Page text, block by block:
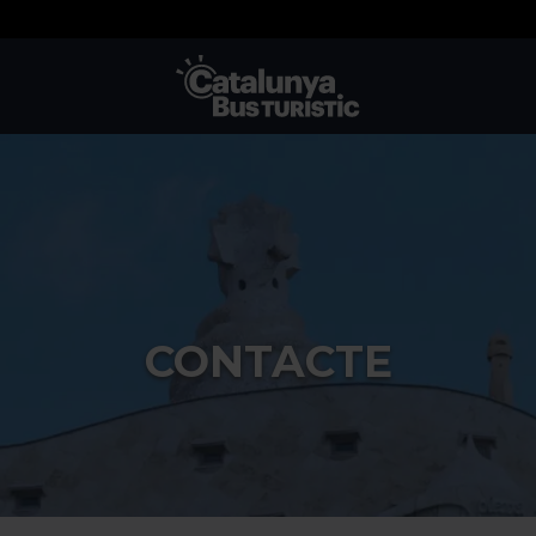
TMB-OCI
CONTACTE